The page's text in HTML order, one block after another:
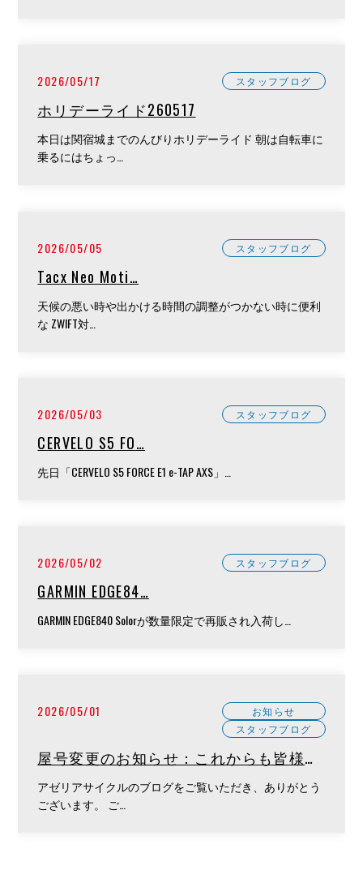
2026/05/17 スタッフブログ
ホリデーライド260517
本日は関宿城までのんびりホリデーライド 朝は自転車に
乗るにはちょっ…
2026/05/05 スタッフブログ
Tacx Neo Moti…
天候の悪い時や出かける時間の調整がつかない時に便利
な ZWIFT対…
2026/05/03 スタッフブログ
CERVELO S5 FO…
先日「CERVELO S5 FORCE E1 e-TAP AXS」…
2026/05/02 スタッフブログ
GARMIN EDGE84…
GARMIN EDGE840 Solorが数量限定で再販され入荷し…
2026/05/01
お知らせ
スタッフブログ
屋号変更のお知らせ：これからも皆様と
共に
アゼリアサイクルのブログをご覧いただき、ありがとう
ございます。 ご…